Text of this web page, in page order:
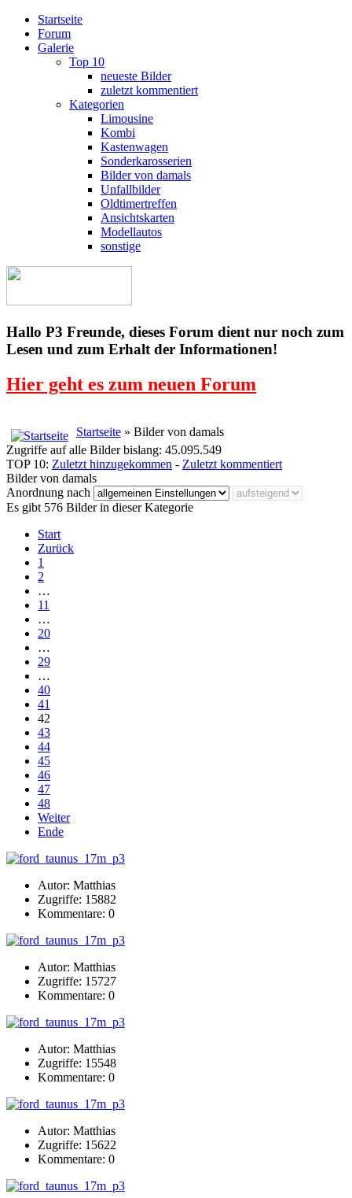
Startseite
Forum
Galerie
Top 10
neueste Bilder
zuletzt kommentiert
Kategorien
Limousine
Kombi
Kastenwagen
Sonderkarosserien
Bilder von damals
Unfallbilder
Oldtimertreffen
Ansichtskarten
Modellautos
sonstige
Hallo P3 Freunde, dieses Forum dient nur noch zum
Lesen und zum Erhalt der Informationen!
Hier geht es zum neuen Forum
Startseite » Bilder von damals
Zugriffe auf alle Bilder bislang: 45.095.549
TOP 10: Zuletzt hinzugekommen - Zuletzt kommentiert
Bilder von damals
Anordnung nach
Es gibt 576 Bilder in dieser Kategorie
Start
Zurück
1
2
…
11
…
20
…
29
…
40
41
42
43
44
45
46
47
48
Weiter
Ende
Autor: Matthias
Zugriffe: 15882
Kommentare: 0
Autor: Matthias
Zugriffe: 15727
Kommentare: 0
Autor: Matthias
Zugriffe: 15548
Kommentare: 0
Autor: Matthias
Zugriffe: 15622
Kommentare: 0